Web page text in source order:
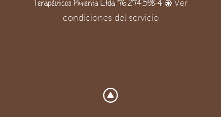
Terapéuticos Pimienta Ltda 76.274.598-4 | Ver
condiciones del servicio